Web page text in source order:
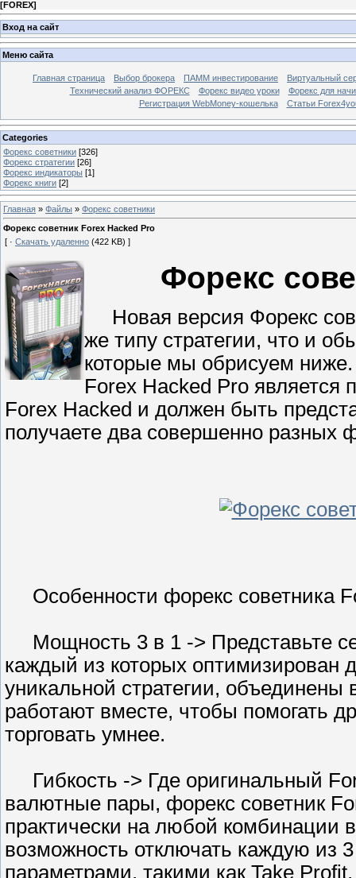
[FOREX]
Вход на сайт
Меню сайта
Главная страница Выбор брокера ПАММ инвестирование
Виртуальный
Технический анализ ФОРЕКС
Форекс видео уроки
Форекс для
Регистрация WebMoney-кошелька
Статьи
Categories
Форекс cоветники [326]
Форекс стратегии [26]
Форекс индикаторы [1]
Форекс книги [2]
Главная » Файлы » Форекс cоветники
Форекс советник Forex Hacked Pro
[ · Скачать удаленно (422 KB) ]
Форекс
Новая версия Форекс
же типу стратегии, что и
которые мы обрисуем
Forex Hacked Pro является
Forex Hacked и должен быть
получаете два совершенно разных
Особенности форекс советника
Мощность 3 в 1 -> Представьте
каждый из которых оптимизирован
уникальной стратегии, объединены
работают вместе, чтобы помогать
торговать умнее.
Гибкость -> Где оригинальный
валютные пары, форекс советник
практически на любой комбинации
возможность отключать каждую из
параметрами, такими как Take